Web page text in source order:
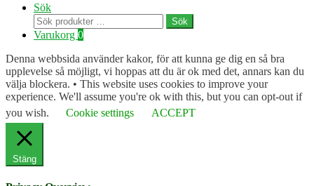
Sök
Sök
efter:
Sök
Varukorg 0
Denna webbsida använder kakor, för att kunna ge dig en så bra
upplevelse så möjligt, vi hoppas att du är ok med det, annars kan du
välja blockera. • This website uses cookies to improve your
experience. We'll assume you're ok with this, but you can opt-out if
you wish.
Cookie settings ACCEPT
Stäng